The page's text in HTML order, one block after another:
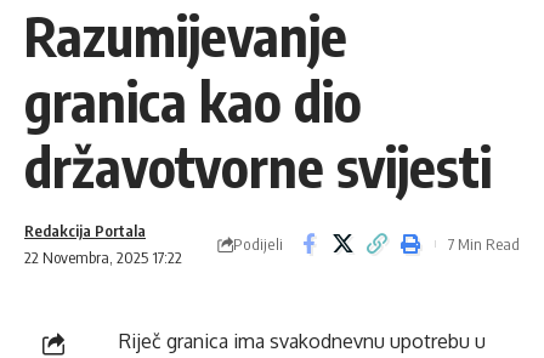
Razumijevanje
granica kao dio
državotvorne svijesti
22 Novembra, 2025 17:22
Redakcija Portala
Podijeli 7 Min Read
Riječ granica ima svakodnevnu upotrebu u